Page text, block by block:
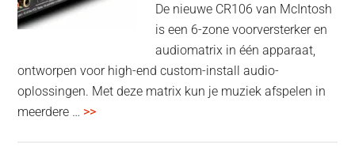
De nieuwe CR106 van McIntosh
is een 6-zone voorversterker en
audiomatrix in één apparaat,
ontworpen voor high-end custom-install audio-
oplossingen. Met deze matrix kun je muziek afspelen in
meerdere … >>overMcIntosh